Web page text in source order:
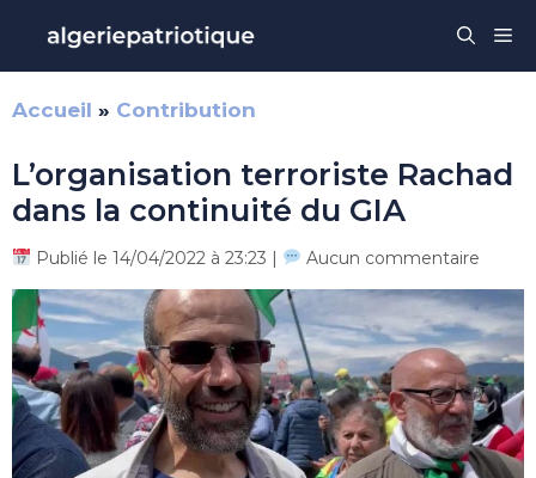
contenu
Accueil » Contribution
L’organisation terroriste Rachad
dans la continuité du GIA
Publié le 14/04/2022 à 23:23 | Aucun commentaire